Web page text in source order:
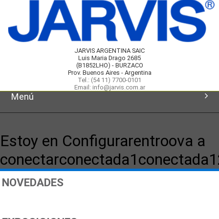
JARVIS ARGENTINA SAIC
Luis Maria Drago 2685
(B1852LHO) - BURZACO
Prov. Buenos Aires - Argentina
Tel.: (54 11) 7700-0101
Email: info@jarvis.com.ar
Menú
Productos
Novedades
Estoy en Configurarentroova a
NOVEDADES